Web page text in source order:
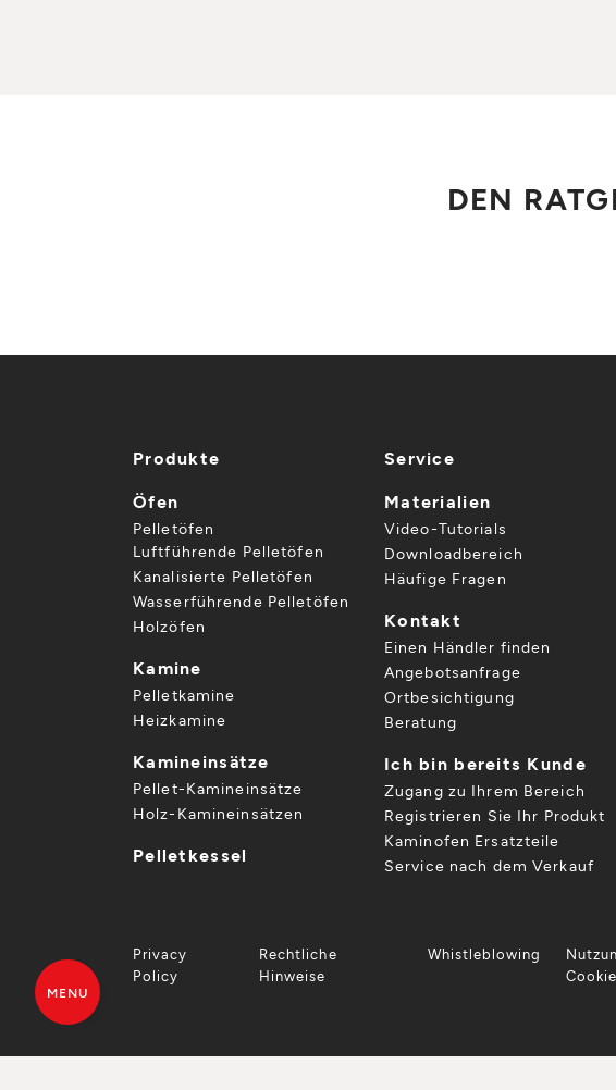
DEN
Produkte
Öfen
Pelletöfen
Luftführende Pelletöfen
Kanalisierte Pelletöfen
Wasserführende Pelletöfen
Holzöfen
Kamine
Pelletkamine
Heizkamine
Kamineinsätze
Pellet-Kamineinsätze
Holz-Kamineinsätzen
Pelletkessel
Service
Materialien
Video-Tutorials
Downloadbereich
Häufige Fragen
Kontakt
Einen Händler finden
Angebotsanfrage
Ortbesichtigung
Beratung
Ich bin bereits Kunde
Zugang zu Ihrem Bereich
Registrieren Sie Ihr Produkt
Kaminofen Ersatzteile
Service nach dem Verkauf
Privacy
Policy
Rechtliche
Hinweise
Whistleblowing
Cookie
MENU